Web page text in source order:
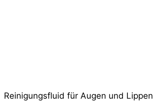
Reinigungsfluid für Augen und Lippen